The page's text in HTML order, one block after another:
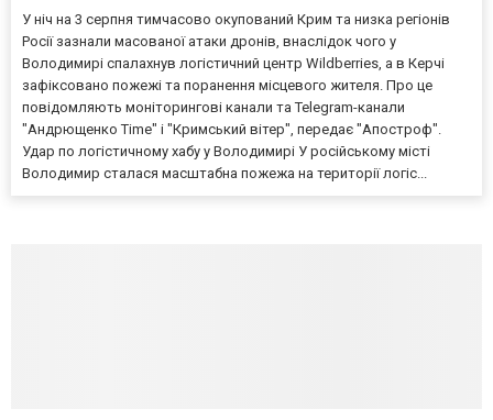
У ніч на 3 серпня тимчасово окупований Крим та низка регіонів
Росії зазнали масованої атаки дронів, внаслідок чого у
Володимирі спалахнув логістичний центр Wildberries, а в Керчі
зафіксовано пожежі та поранення місцевого жителя. Про це
повідомляють моніторингові канали та Telegram-канали
"Андрющенко Time" і "Кримський вітер", передає "Апостроф".
Удар по логістичному хабу у Володимирі У російському місті
Володимир сталася масштабна пожежа на території логіс...